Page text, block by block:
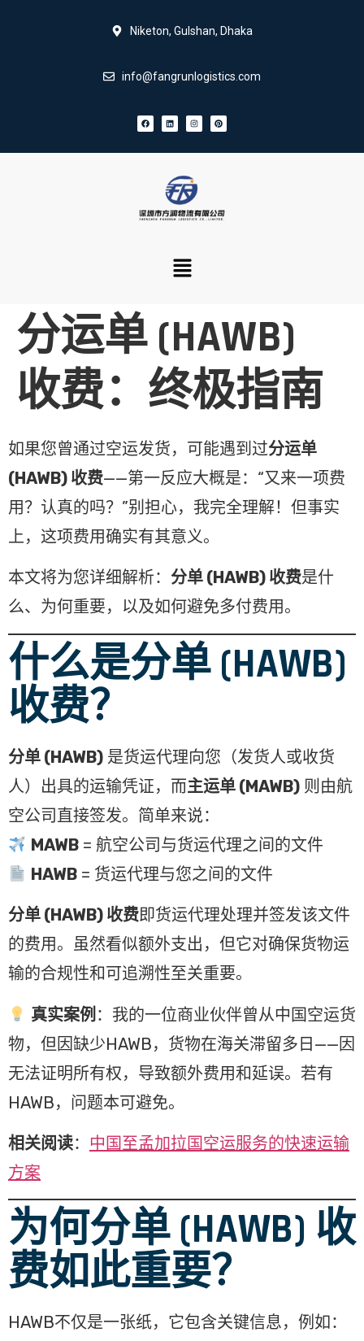
Niketon, Gulshan, Dhaka
info@fangrunlogistics.com
分运单 (HAWB)
收费：终极指南
如果您曾通过空运发货，可能遇到过分运单
(HAWB) 收费——第一反应大概是：“又来一项费
用？认真的吗？”别担心，我完全理解！但事实
上，这项费用确实有其意义。
本文将为您详细解析： 分单 (HAWB) 收费是什
么、为何重要，以及如何避免多付费用。
什么是分单 (HAWB)
收费？
分单 (HAWB) 是货运代理向您（发货人或收货
人）出具的运输凭证，而主运单 (MAWB) 则由航
空公司直接签发。简单来说：
MAWB= 航空公司与货运代理之间的文件
HAWB= 货运代理与您之间的文件
分单 (HAWB) 收费即货运代理处理并签发该文件
的费用。虽然看似额外支出，但它对确保货物运
输的合规性和可追溯性至关重要。
真实案例 ：我的一位商业伙伴曾从中国空运货
物，但因缺少HAWB，货物在海关滞留多日——因
无法证明所有权，导致额外费用和延误。若有
HAWB，问题本可避免。
相关阅读： 中国至孟加拉国空运服务的快速运输
方案
为何分单 (HAWB) 收
费如此重要？
HAWB不仅是一张纸，它包含关键信息，例如：